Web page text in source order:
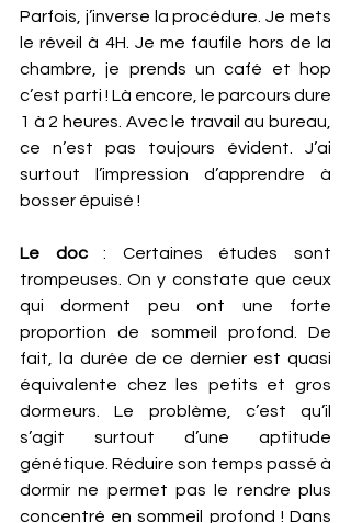
Parfois, j’inverse la procédure. Je mets
le réveil à 4H. Je me faufile hors de la
chambre, je prends un café et hop
c’est parti ! Là encore, le parcours dure
1 à 2 heures. Avec le travail au bureau,
ce n’est pas toujours évident. J’ai
surtout l’impression d’apprendre à
bosser épuisé !
Le doc : Certaines études sont
trompeuses. On y constate que ceux
qui dorment peu ont une forte
proportion de sommeil profond. De
fait, la durée de ce dernier est quasi
équivalente chez les petits et gros
dormeurs. Le problème, c’est qu’il
s’agit surtout d’une aptitude
génétique. Réduire son temps passé à
dormir ne permet pas le rendre plus
concentré en sommeil profond ! Dans